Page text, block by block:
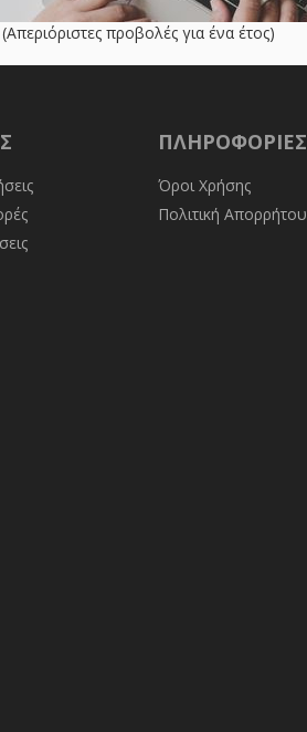
προβολές για ένα έτος)
ΠΛΗΡΟΦΟΡΊΕΣ
Όροι Χρήσης
Πολιτική Απορρήτου